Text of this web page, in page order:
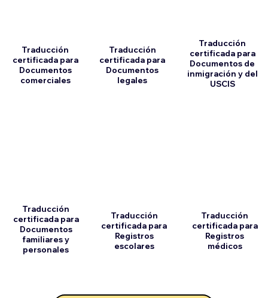
Traducción
certificada para
Documentos
comerciales
Traducción
certificada para
Documentos
familiares y
personales
Traducción
certificada para
Documentos
legales
Traducción
certificada para
Registros
escolares
Traducción
certificada para
Documentos de
inmigración y del
USCIS
Traducción
certificada para
Registros
médicos